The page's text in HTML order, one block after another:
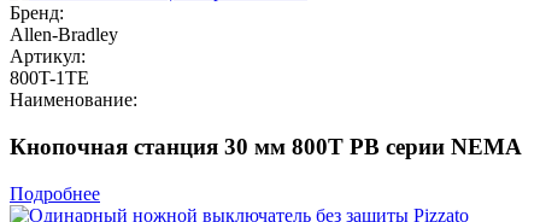
Бренд:
Allen-Bradley
Артикул:
800T-1TE
Наименование:
Кнопочная станция 30 мм 800T PB серии NEMA
Подробнее